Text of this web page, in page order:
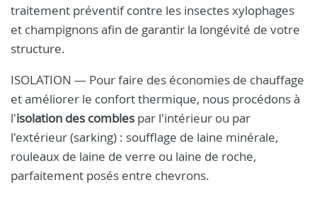
traitement préventif contre les insectes xylophages
et champignons afin de garantir la longévité de votre
structure.
ISOLATION — Pour faire des économies de chauffage
et améliorer le confort thermique, nous procédons à
l'isolation des combles par l'intérieur ou par
l'extérieur (sarking) : soufflage de laine minérale,
rouleaux de laine de verre ou laine de roche,
parfaitement posés entre chevrons.